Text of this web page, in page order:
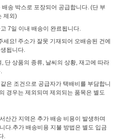
송 박스로 포장되어 공급합니다. (단 부
제외)
7일 이내 배송이 완료됩니다.
요! 주소가 잘못 기재되어 오배송된 건에
됩니다.
단 상품의 종류, 날씨의 상황, 재고에 따라
은 조건으로 공급자가 택배비를 부담합니
경우는 제외되며 제외되는 품목은 별도
산간 지역은 추가 배송 비용이 발생하며
다.추가 배송비용 지불 방법은 별도 입금
.